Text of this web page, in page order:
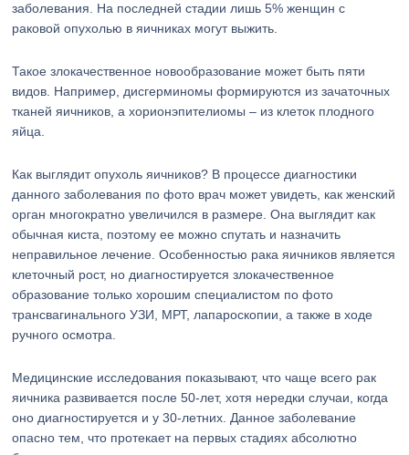
заболевания. На последней стадии лишь 5% женщин с
раковой опухолью в яичниках могут выжить.
Такое злокачественное новообразование может быть пяти
видов. Например, дисгерминомы формируются из зачаточных
тканей яичников, а хорионэпителиомы – из клеток плодного
яйца.
Как выглядит опухоль яичников? В процессе диагностики
данного заболевания по фото врач может увидеть, как женский
орган многократно увеличился в размере. Она выглядит как
обычная киста, поэтому ее можно спутать и назначить
неправильное лечение. Особенностью рака яичников является
клеточный рост, но диагностируется злокачественное
образование только хорошим специалистом по фото
трансвагинального УЗИ, МРТ, лапароскопии, а также в ходе
ручного осмотра.
Медицинские исследования показывают, что чаще всего рак
яичника развивается после 50-лет, хотя нередки случаи, когда
оно диагностируется и у 30-летних. Данное заболевание
опасно тем, что протекает на первых стадиях абсолютно